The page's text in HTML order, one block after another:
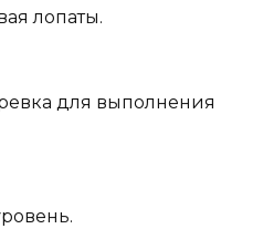
лопаты.
для выполнения